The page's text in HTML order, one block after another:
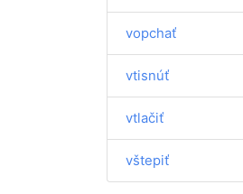
vopchať
vtisnúť
vtlačiť
vštepiť